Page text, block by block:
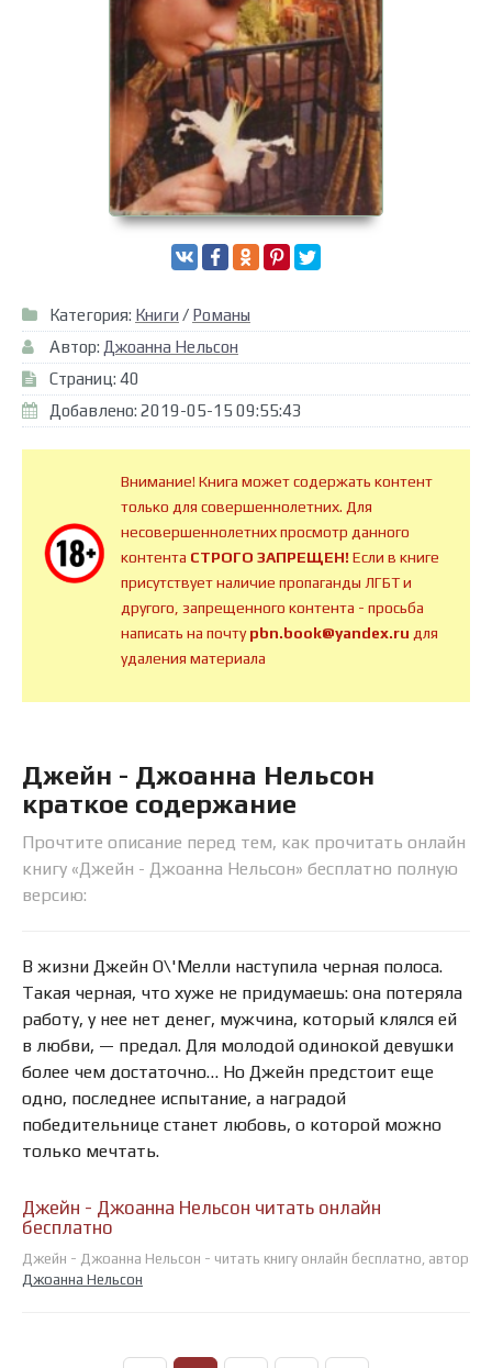
Категория: Книги / Романы
Автор: Джоанна Нельсон
Страниц: 40
Добавлено: 2019-05-15 09:55:43
Внимание! Книга может содержать контент
только для совершеннолетних. Для
несовершеннолетних просмотр данного
контента СТРОГО ЗАПРЕЩЕН!Если в книге
присутствует наличие пропаганды ЛГБТ и
другого, запрещенного контента - просьба
написать на почтуpbn.book@yandex.ru для
удаления материала
Джейн - Джоанна Нельсон
краткое содержание
Прочтите описание перед тем, как прочитать онлайн
книгу «Джейн - Джоанна Нельсон» бесплатно полную
версию:
В жизни Джейн О\'Мелли наступила черная полоса.
Такая черная, что хуже не придумаешь: она потеряла
работу, у нее нет денег, мужчина, который клялся ей
в любви, — предал. Для молодой одинокой девушки
более чем достаточно… Но Джейн предстоит еще
одно, последнее испытание, а наградой
победительнице станет любовь, о которой можно
только мечтать.
Джейн - Джоанна Нельсон читать онлайн
бесплатно
Джейн - Джоанна Нельсон - читать книгу онлайн бесплатно, автор
Джоанна Нельсон